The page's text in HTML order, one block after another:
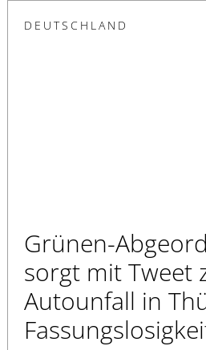
DEUTSCHLAND
Grünen-
sorgt mit Tweet
Autounfall in